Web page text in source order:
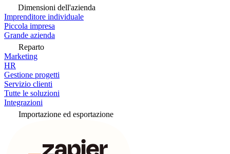
Dimensioni dell'azienda
Imprenditore individuale
Piccola impresa
Grande azienda
Reparto
Marketing
HR
Gestione progetti
Servizio clienti
Tutte le soluzioni
Integrazioni
Importazione ed esportazione